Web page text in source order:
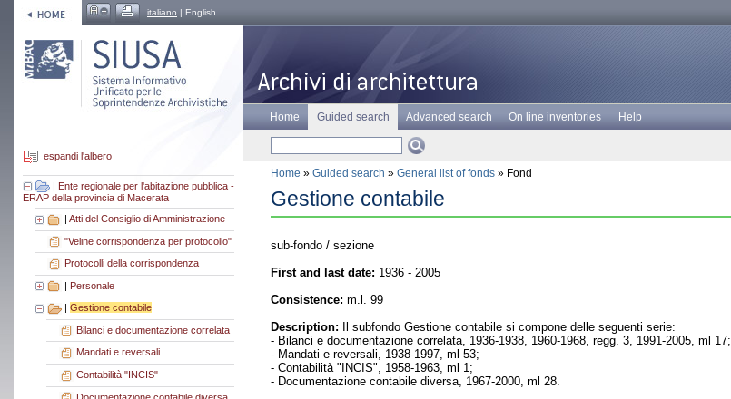
italiano | English
espandi l'albero
| Ente regionale per l'abitazione pubblica -
ERAP della provincia di Macerata
| Atti del Consiglio di Amministrazione
"Veline corrispondenza per protocollo"
Protocolli della corrispondenza
| Personale
Gestione contabile
Bilanci e documentazione correlata
Mandati e reversali
Contabilità "INCIS"
Documentazione contabile diversa
Home Guided search Advanced search On line inventories Help
Home » Guided search » General list of fonds » Fond
Gestione contabile
sub-fondo / sezione
First and last date: 1936 - 2005
Consistence: m.l. 99
Description: Il subfondo Gestione contabile si compone delle seguenti serie:
- Bilanci e documentazione correlata, 1936-1938, 1960-1968, regg. 3, 1991-2005, ml 17;
- Mandati e reversali, 1938-1997, ml 53;
- Contabilità "INCIS", 1958-1963, ml 1;
- Documentazione contabile diversa, 1967-2000, ml 28.